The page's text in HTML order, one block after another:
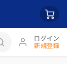
ログイン
新規登録